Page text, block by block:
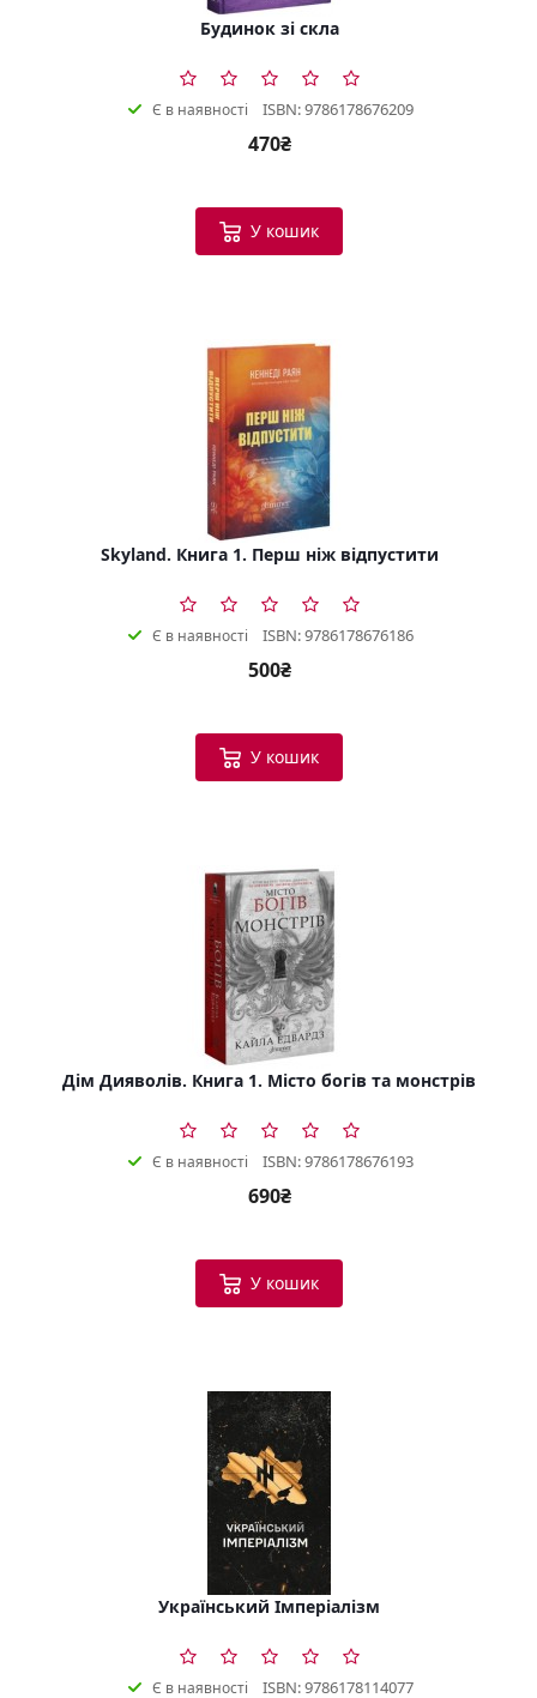
Будинок зі скла
Є в наявності ISBN: 9786178676209
470₴
У кошик
Skyland. Книга 1. Перш ніж відпустити
Є в наявності ISBN: 9786178676186
500₴
У кошик
Дім Дияволів. Книга 1. Місто богів та монстрів
Є в наявності ISBN: 9786178676193
690₴
У кошик
Український Імперіалізм
Є в наявності ISBN: 9786178114077